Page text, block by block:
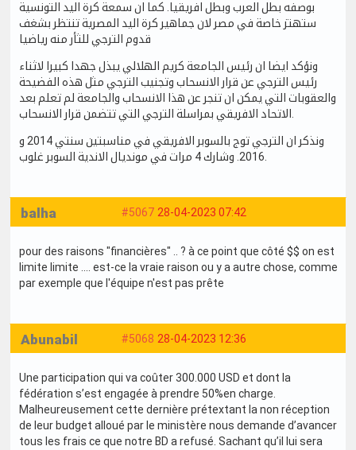
بوصفه بطل العرب وبطل افريقيا. كما ان سمعة كرة اليد التونسية
ستهتز خاصة في مصر لان جماهير كرة اليد المصرية تنتظر بشغف
قدوم الترجي للثأر منه رياضيا
ونؤكد ايضا ان رئيس الجامعة كريم الهلالي يبذل جهدا كبيرا لاثناء
رئيس الترجي عن قرار الانسحاب وتجنيب الترجي مثل هذه الفضيحة
والعقوبات التي يمكن ان تنجر عن هذا الانسحاب والجامعة لم تعلم بعد
ونذكر ان الترجي توج بالسوبر الافريقي في مناسبتين سنتي 2014 و
#5067 28-04-2023 07:42
balha
pour des raisons "financières" .. ? à ce point que côté $$ on est
limite limite .... est-ce la vraie raison ou y a autre chose, comme
par exemple que l'équipe n'est pas prête
#5068 28-04-2023 12:36
Abunabil
Une participation qui va coûter 300.000 USD et dont la
fédération s’est engagée à prendre 50%en charge.
Malheureusement cette dernière prétextant la non réception
de leur budget alloué par le ministère nous demande d’avancer
tous les frais ce que notre BD a refusé. Sachant qu’il lui sera